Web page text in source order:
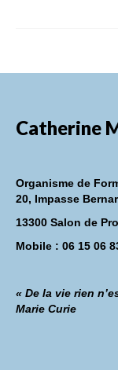
Catherine
Organisme de
20, Impasse
13300 Salon de
Mobile : 06 15 06
« De la vie rien
Marie Curie